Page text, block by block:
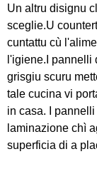
Un altru disignu
sceglie.U
cuntattu cù
l'igiene.I pannelli
grisgiu scuru
tale cucina vi
in casa. I
laminazione chì
superficia di a